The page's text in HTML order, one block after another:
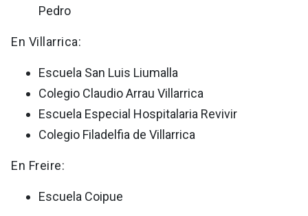
Pedro
En Villarrica:
Escuela San Luis Liumalla
Colegio Claudio Arrau Villarrica
Escuela Especial Hospitalaria Revivir
Colegio Filadelfia de Villarrica
En Freire:
Escuela Coipue